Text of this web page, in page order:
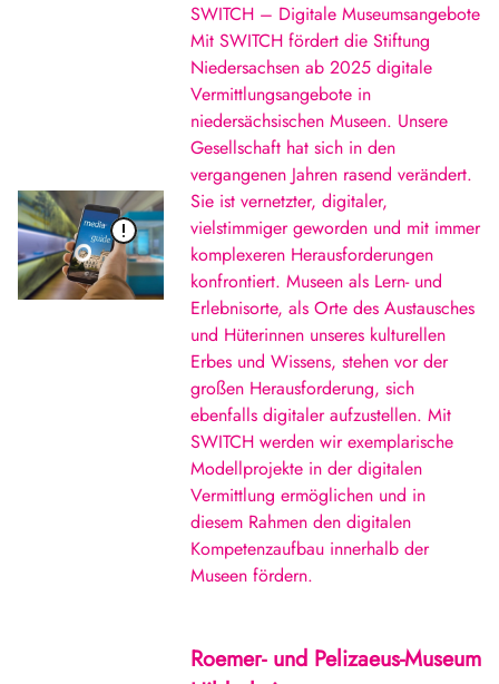
SWITCH – Digitale Museumsangebote
Mit SWITCH fördert die Stiftung
Niedersachsen ab 2025 digitale
Vermittlungsangebote in
niedersächsischen Museen. Unsere
Gesellschaft hat sich in den
vergangenen Jahren rasend verändert.
Sie ist vernetzter, digitaler,
vielstimmiger geworden und mit immer
komplexeren Herausforderungen
konfrontiert. Museen als Lern- und
Erlebnisorte, als Orte des Austausches
und Hüterinnen unseres kulturellen
Erbes und Wissens, stehen vor der
großen Herausforderung, sich
ebenfalls digitaler aufzustellen. Mit
SWITCH werden wir exemplarische
Modellprojekte in der digitalen
Vermittlung ermöglichen und in
diesem Rahmen den digitalen
Kompetenzaufbau innerhalb der
Museen fördern.
Roemer- und Pelizaeus-Museum